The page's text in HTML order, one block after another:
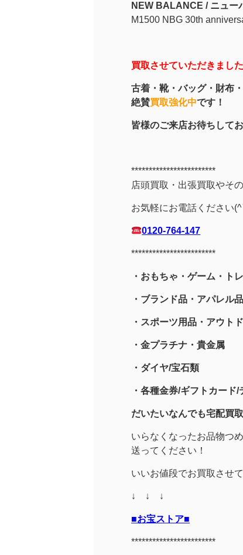
NEW BALANCE / ニュー
M1500 NBG 30th
買取させていただきまし
古着・靴・バッグ・財布
絶賛買取強化中です！
皆様のご来店お待ちして
************************
店頭買取・出張買取やそ
お気軽にお電話ください
0120-764-147
************************
・おもちゃ・ゲーム・ト
・ブランド品・アパレル
・スポーツ用品 ・アウト
・金プラチナ・貴金属
・ ダイヤ/宝石類
・各種金券/ギフトカード
だいたいなんでも宅配買
いらなくなったお品物つ
送ってください！
いいお値段でお買取させ
↓ ↓ ↓
■お宝ストア■
************************